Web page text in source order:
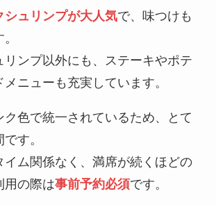
シュリンプが大人気で、味つけも
リンプ以外にも、ステーキやポテ
メニューも充実しています。
ク色で統一されているため、とて
す。
イム関係なく、満席が続くほどの
用の際は事前予約必須です。